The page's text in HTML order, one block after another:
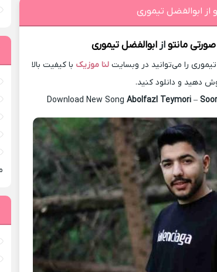
از ابوالفضل تیموری
صورتی مانتوازابوالفضل تیموری
را می‌توانید در وبسایتلنا موزیک با کیفیت بالا
دهید و دانلود کنید.
Download New SongAbolfazl Teymori –